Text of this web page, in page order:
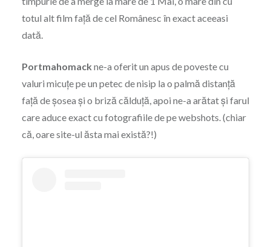
totul alt film față de cel Românesc în exact aceeasi
dată.
Portmahomack ne-a oferit un apus de poveste cu
valuri micuțe pe un petec de nisip la o palmă distanță
față de șosea și o briză călduță, apoi ne-a arătat și farul
care aduce exact cu fotografiile de pe webshots. (chiar
că, oare site-ul ăsta mai există?!)